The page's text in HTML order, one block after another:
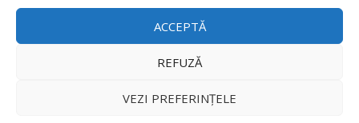
ACCEPTĂ
REFUZĂ
VEZI PREFERINȚELE
34
Noul DACIA DUSTER DIESEL! Primul test drive în
română
Noul Mercedes-Benz E 350 e - cât consumă?! /
Test Drive AutoBlog.MD